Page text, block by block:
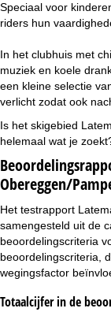
Speciaal voor
riders hun
In het clubhuis met
muziek en koele
een kleine selectie
verlicht zodat ook
Is het skigebied
helemaal wat je
Obereggen/
Het testrapport
samengesteld uit de
beoordelingscriteria
beoordelingscriteria,
wegingsfactor
Totaalcijfer in de